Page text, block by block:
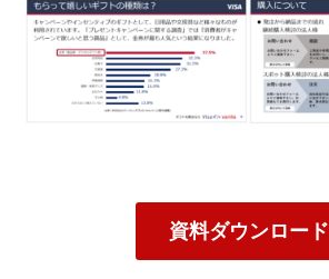
資料ダウンロード